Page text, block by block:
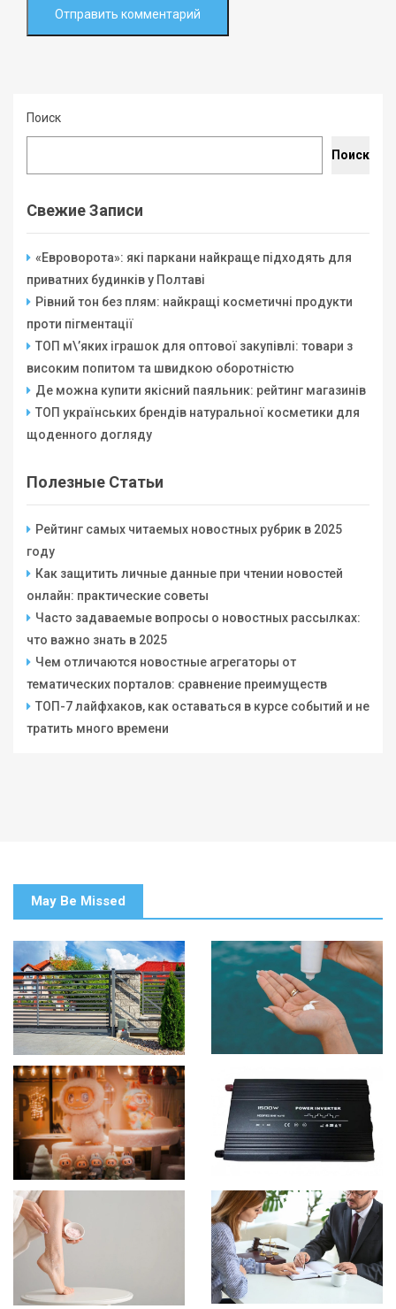
Поиск
Поиск
Свежие Записи
«Евроворота»: які паркани найкраще підходять для
приватних будинків у Полтаві
Рівний тон без плям: найкращі косметичні продукти
проти пігментації
ТОП м\’яких іграшок для оптової закупівлі: товари з
високим попитом та швидкою оборотністю
Де можна купити якісний паяльник: рейтинг магазинів
ТОП українських брендів натуральної косметики для
щоденного догляду
Полезные Статьи
Рейтинг самых читаемых новостных рубрик в 2025
году
Как защитить личные данные при чтении новостей
онлайн: практические советы
Часто задаваемые вопросы о новостных рассылках:
что важно знать в 2025
Чем отличаются новостные агрегаторы от
тематических порталов: сравнение преимуществ
ТОП-7 лайфхаков, как оставаться в курсе событий и не
тратить много времени
May Be Missed